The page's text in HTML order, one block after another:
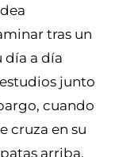
tras un
día a día
junto
cuando
cruza en su
arriba.